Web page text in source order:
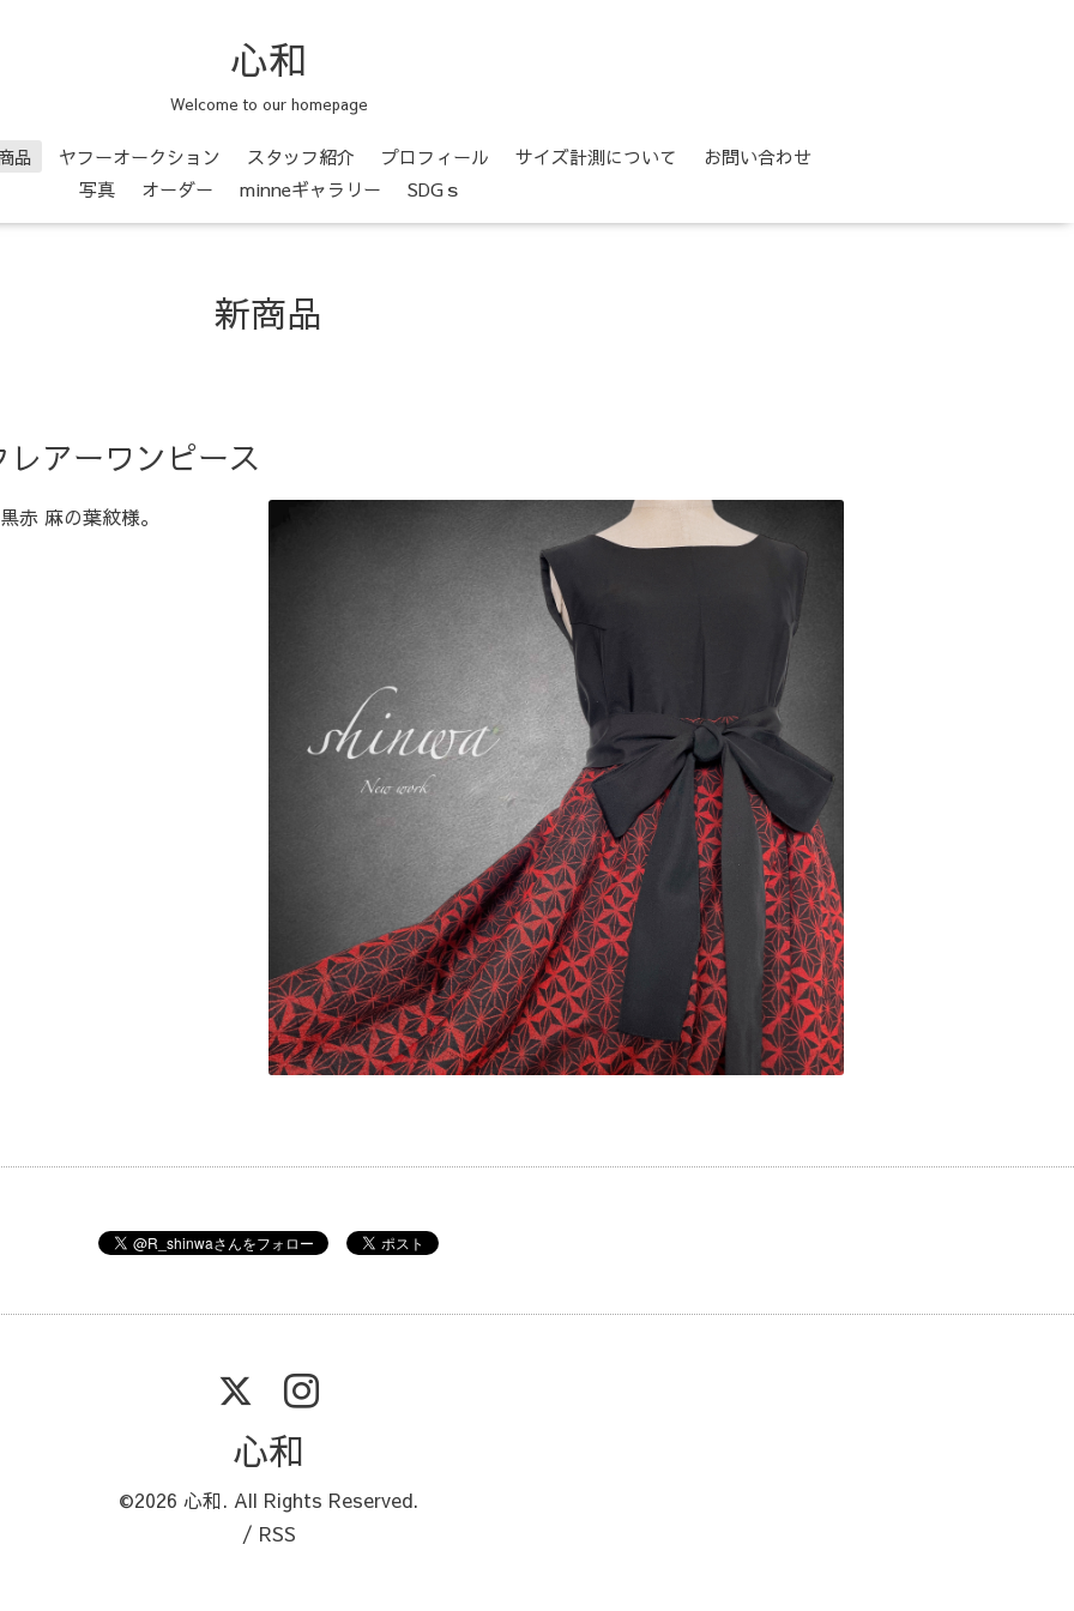
心和
Welcome to our homepage
品 ヤフーオークション スタッフ紹介 プロフィール サイズ計測について
お問い合わせ
写真
オーダー minneギャラリー SDGｓ
新商品
レアーワンピース
赤 麻の葉紋様。
心和
©2026 心和. All Rights Reserved.
/ RSS